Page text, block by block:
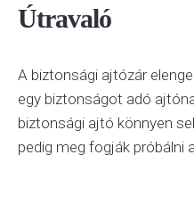
Útravaló
A biztonsági ajtózár
egy biztonságot adó
biztonsági ajtó könnyen
pedig meg fogják próbálni